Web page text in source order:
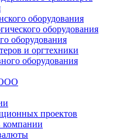
оборудования
оборудования
оборудования
и оргтехники
оборудования
проектов
компании